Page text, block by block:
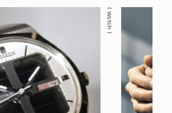
Watch